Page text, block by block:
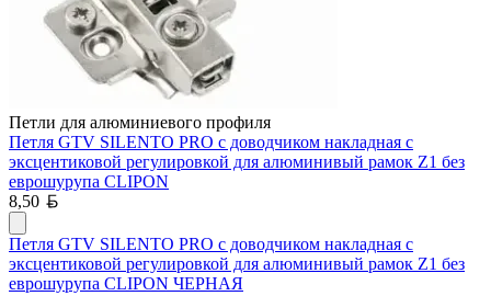
Петли для алюминиевого профиля
Петля GTV SILENTO PRO с доводчиком накладная с
эксцентиковой регулировкой для алюминивый рамок Z1 без
еврошурупа CLIPON
8,50
Петля GTV SILENTO PRO с доводчиком накладная с
эксцентиковой регулировкой для алюминивый рамок Z1 без
еврошурупа CLIPON ЧЕРНАЯ